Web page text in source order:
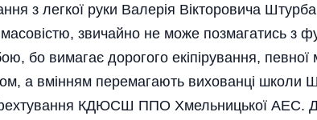
з легкої руки Валерія Вікторовича
звичайно не може позмагатись з
бо вимагає дорогого екіпірування,
а вмін­ням перемагають вихованці школи
КДЮСШ ППО Хмельницької АЕС.